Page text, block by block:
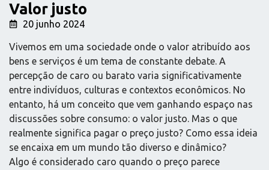
Valor justo
20 junho 2024
Vivemos em uma sociedade onde o valor atribuído aos
bens e serviços é um tema de constante debate. A
percepção de caro ou barato varia significativamente
entre indivíduos, culturas e contextos econômicos. No
entanto, há um conceito que vem ganhando espaço nas
discussões sobre consumo: o valor justo. Mas o que
realmente significa pagar o preço justo? Como essa ideia
se encaixa em um mundo tão diverso e dinâmico?
Algo é considerado caro quando o preço parece